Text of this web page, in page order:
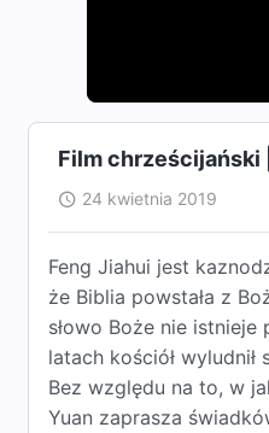
Film chrześcijański
24 kwietnia 2019
Feng Jiahui jest
że Biblia powstała z
słowo Boże nie
latach kościół
Bez względu na to, w
Yuan zaprasza